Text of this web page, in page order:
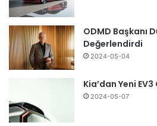
ODMD Başkanı
Değerlendirdi
2024-05-04
Kia’dan Yeni
2024-05-07